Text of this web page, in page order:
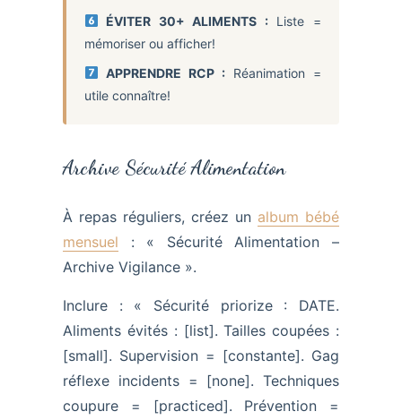
ÉVITER 30+ ALIMENTS :Liste =
mémoriser ou afficher!
APPRENDRE RCP :Réanimation =
utile connaître!
Archive Sécurité Alimentation
À repas réguliers, créez un album bébé
mensuel : « Sécurité Alimentation –
Archive Vigilance ».
Inclure : « Sécurité priorize : DATE.
Aliments évités : [list]. Tailles coupées :
[small]. Supervision = [constante]. Gag
réflexe incidents = [none]. Techniques
coupure = [practiced]. Prévention =